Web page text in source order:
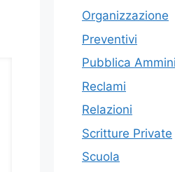
Organizzazione
Preventivi
Pubblica
Reclami
Relazioni
Scritture Private
Scuola